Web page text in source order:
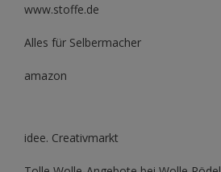
www.stoffe.de
Alles für Selbermacher
amazon
idee. Creativmarkt